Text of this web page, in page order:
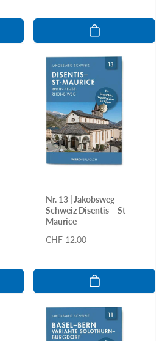
Nr. 13 | Jakobsweg
Schweiz Disentis – St-
Maurice
Normaler
CHF 12.00